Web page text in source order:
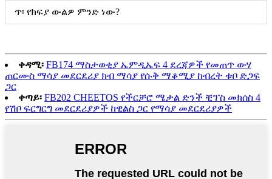
ጥ፡ የክፍያ ውልዎ ምንድ ነው?
ቀዳሚ፡ FB174 ማስታወቂያ ኤምዲኤፍ 4 ደረጃዎች የመጠጥ ውሃ
ጠርሙስ ማሳያ መደርደሪያ ክብ ማሳያ የሱቅ ማቆሚያ ከብረት ቱቦ ድጋፍ
ጋር
ቀጣይ፡ FB202 CHEETOS የችርቻሮ ሜታል ድንች ቺፕስ መክሰስ 4
የሽቦ ፍርግርግ መደርደሪያዎች ከዊልስ ጋር የማሳያ መደርደሪያዎች